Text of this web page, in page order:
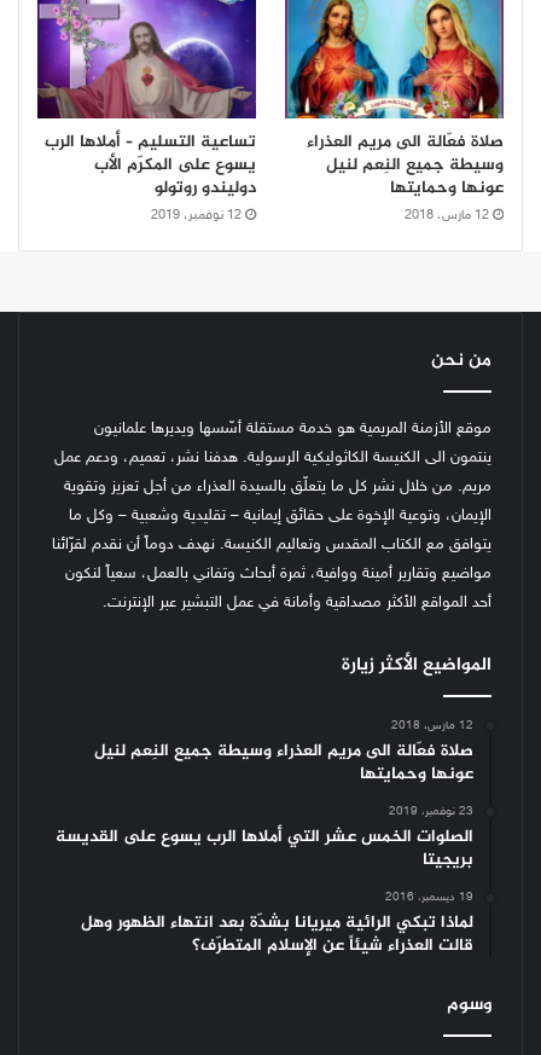
صلاة فعّالة الى مريم العذراء
وسيطة جميع النِعم لنيل
عونها وحمايتها
12 مارس، 2018
تساعية التسليم – أملاها الرب
يسوع على المكرّم الأب
دوليندو روتولو
12 نوفمبر، 2019
من نحن
موقع الأزمنة المريمية هو خدمة مستقلة أسّسها ويديرها علمانيون
ينتمون الى الكنيسة الكاثوليكية الرسولية. هدفنا نشر، تعميم، ودعم عمل
مريم. من خلال نشر كل ما يتعلّق بالسيدة العذراء من أجل تعزيز وتقوية
الإيمان، وتوعية الإخوة على حقائق إيمانية – تقليدية وشعبية – وكل ما
يتوافق مع الكتاب المقدس وتعاليم الكنيسة. نهدف دوماً أن نقدم لقرّائنا
مواضيع وتقارير أمينة ووافية، ثمرة أبحاث وتفاني بالعمل، سعياً لنكون
أحد المواقع الأكثر مصداقية وأمانة في عمل التبشير عبر الإنترنت.
المواضيع الأكثر زيارة
12 مارس، 2018
صلاة فعّالة الى مريم العذراء وسيطة جميع النِعم لنيل
عونها وحمايتها
23 نوفمبر، 2019
الصلوات الخمس عشر التي أملاها الرب يسوع على القديسة
بريجيتا
19 ديسمبر، 2016
لماذا تبكي الرائية ميريانا بشدّة بعد انتهاء الظهور وهل
قالت العذراء شيئاً عن الإسلام المتطرّف؟
وسوم